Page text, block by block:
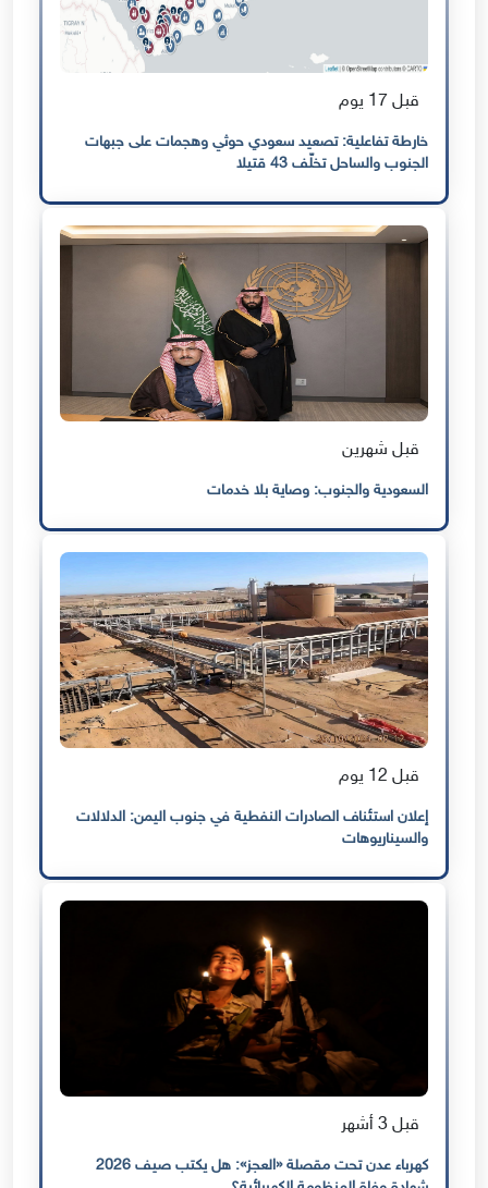
قبل 17 يوم
خارطة تفاعلية: تصعيد سعودي حوثي وهجمات على جبهات
الجنوب والساحل تخلّف 43 قتيلا
قبل شهرين
السعودية والجنوب: وصاية بلا خدمات
قبل 12 يوم
إعلان استئناف الصادرات النفطية في جنوب اليمن: الدلالات
والسيناريوهات
قبل 3 أشهر
كهرباء عدن تحت مقصلة «العجز»: هل يكتب صيف 2026